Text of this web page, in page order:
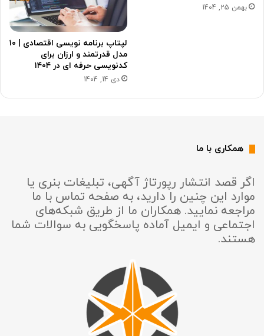
بهمن 25, 1404
لپتاپ برنامه نویسی اقتصادی | ۱۰
مدل قدرتمند و ارزان برای
کدنویسی حرفه ای در ۱۴۰۴
دی 14, 1404
همکاری با ما
اگر قصد انتشار رپورتاژ آگهی، تبلیغات بنری یا
موارد این چنین را دارید، به صفحه تماس با ما
مراجعه نمایید. همکاران ما از طریق شبکه‌های
اجتماعی و ایمیل آماده پاسخگویی به سوالات شما
هستند.